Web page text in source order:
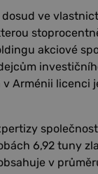
ve
akciové
Arménii licenci
6,92 tuny
v